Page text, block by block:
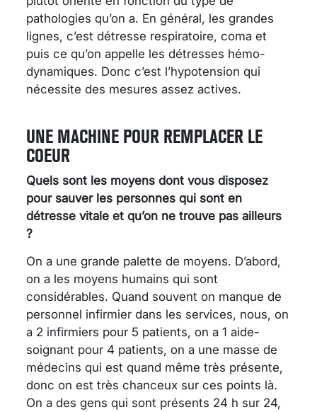
pathologies qu’on a. En général, les grandes
lignes, c’est détresse respiratoire, coma et
puis ce qu’on appelle les détresses hémo-
dynamiques. Donc c’est l’hypotension qui
nécessite des mesures assez actives.
UNE MACHINE POUR REMPLACER LE
COEUR
Quels sont les moyens dont vous disposez
pour sauver les personnes qui sont en
détresse vitale et qu’on ne trouve pas ailleurs
?
On a une grande palette de moyens. D’abord,
on a les moyens humains qui sont
considérables. Quand souvent on manque de
personnel infirmier dans les services, nous, on
a 2 infirmiers pour 5 patients, on a 1 aide-
soignant pour 4 patients, on a une masse de
médecins qui est quand même très présente,
donc on est très chanceux sur ces points là.
On a des gens qui sont présents 24 h sur 24,